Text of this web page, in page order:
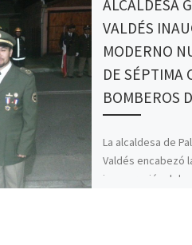
ALCALDESA
VALDÉS
MODERNO
DE SÉPTIMA
BOMBEROS
La alcaldesa de
Valdés encabezó
inauguración del